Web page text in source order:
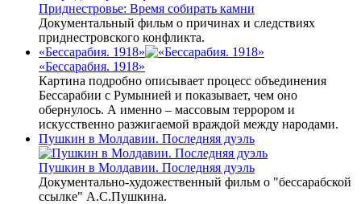
Приднестровье: Время собирать камни
Документальный фильм о причинах и следствиях
приднестровского конфликта.
«Бессарабия. 1918»
«Бессарабия. 1918»
Картина подробно описывает процесс объединения
Бессарабии с Румынией и показывает, чем оно
обернулось. А именно – массовым террором и
искусственно разжигаемой враждой между народами.
Пушкин в Молдавии. Последняя дуэль
Пушкин в Молдавии. Последняя дуэль
Документально-художественный фильм о "бессарабской
ссылке" А.С.Пушкина.